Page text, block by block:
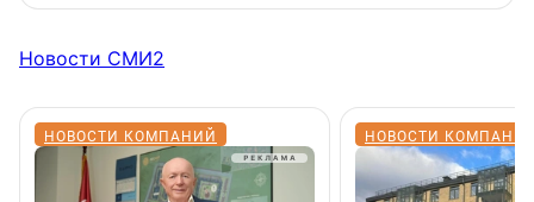
Новости СМИ2
НОВОСТИ КОМПАНИЙ НОВОСТИ